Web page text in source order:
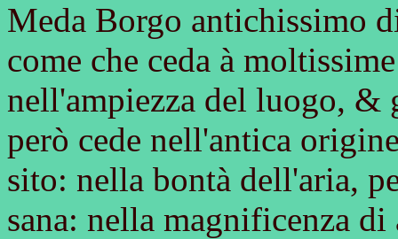
Meda Borgo antichissimo
come che ceda à
nell'ampiezza del luogo, &
però cede nell'antica
sito: nella bontà dell'aria,
sana: nella magnificenza